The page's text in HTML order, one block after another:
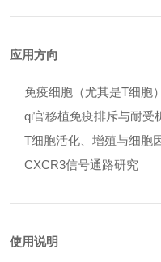
应用方向
免疫细胞（尤其是T细胞
qi官移植免疫排斥与耐受
T细胞活化、增殖与细胞
CXCR3信号通路研究
使用说明